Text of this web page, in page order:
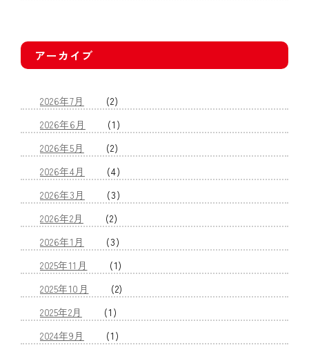
アーカイブ
2026年7月
(2)
2026年6月
(1)
2026年5月
(2)
2026年4月
(4)
2026年3月
(3)
2026年2月
(2)
2026年1月
(3)
2025年11月
(1)
2025年10月
(2)
2025年2月
(1)
2024年9月
(1)